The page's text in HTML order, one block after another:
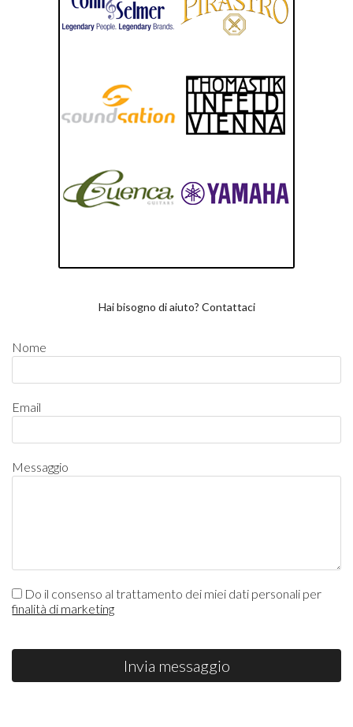
Hai bisogno di aiuto? Contattaci
Nome
Email
Messaggio
Do il consenso al trattamento dei miei dati personali per
finalità di marketing
Invia messaggio